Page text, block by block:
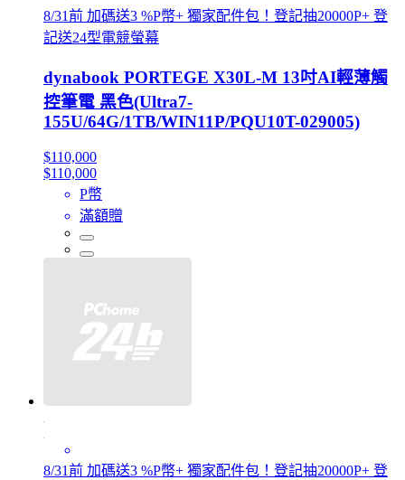
8/31前 加碼送3 %P幣+ 獨家配件包！登記抽20000P+ 登
記送24型電競螢幕
dynabook PORTEGE X30L-M 13吋AI輕薄觸
控筆電 黑色(Ultra7-
155U/64G/1TB/WIN11P/PQU10T-029005)
$110,000
$110,000
P幣
滿額贈
8/31前 加碼送3 %P幣+ 獨家配件包！登記抽20000P+ 登